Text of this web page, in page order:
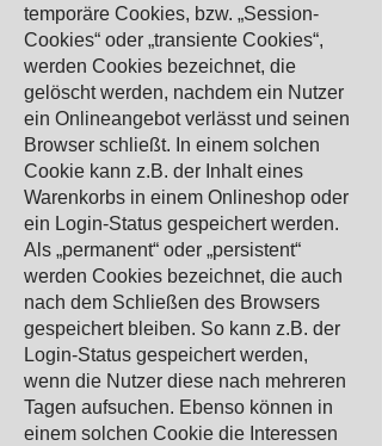
temporäre Cookies, bzw. „Session-
Cookies“ oder „transiente Cookies“,
werden Cookies bezeichnet, die
gelöscht werden, nachdem ein Nutzer
ein Onlineangebot verlässt und seinen
Browser schließt. In einem solchen
Cookie kann z.B. der Inhalt eines
Warenkorbs in einem Onlineshop oder
ein Login-Status gespeichert werden.
Als „permanent“ oder „persistent“
werden Cookies bezeichnet, die auch
nach dem Schließen des Browsers
gespeichert bleiben. So kann z.B. der
Login-Status gespeichert werden,
wenn die Nutzer diese nach mehreren
Tagen aufsuchen. Ebenso können in
einem solchen Cookie die Interessen